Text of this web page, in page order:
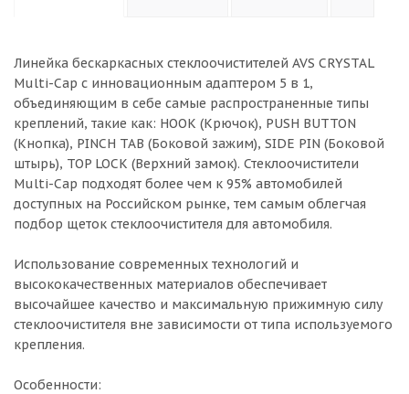
Линейка бескаркасных стеклоочистителей AVS CRYSTAL
Multi-Cap с инновационным адаптером 5 в 1,
объединяющим в себе самые распространенные типы
креплений, такие как: HOOK (Крючок), PUSH BUTTON
(Кнопка), PINCH TAB (Боковой зажим), SIDE PIN (Боковой
штырь), TOP LOCK (Верхний замок). Стеклоочистители
Multi-Cap подходят более чем к 95% автомобилей
доступных на Российском рынке, тем самым облегчая
подбор щеток стеклоочистителя для автомобиля.
Использование современных технологий и
высококачественных материалов обеспечивает
высочайшее качество и максимальную прижимную силу
стеклоочистителя вне зависимости от типа используемого
крепления.
Особенности: